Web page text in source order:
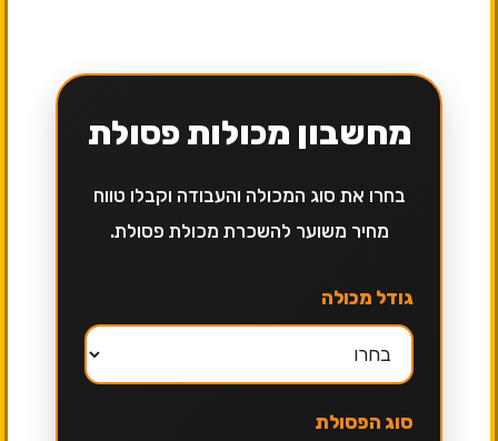
מחשבון מכולות פסולת
בחרו את סוג המכולה והעבודה וקבלו טווח
מחיר משוער להשכרת מכולת פסולת.
גודל מכולה
סוג הפסולת